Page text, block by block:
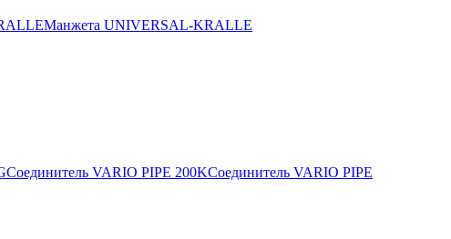
Манжета UNIVERSAL-KRALLE
Соединитель VARIO PIPE 200KСоединитель VARIO PIPE